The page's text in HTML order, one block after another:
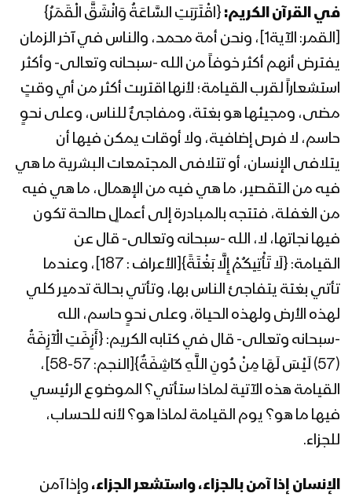
عبد الملك بدر الدين الحوثي 17رمضان
1442هـ
المحاضرة الرمضانية السادسة عشرة للسيد
عبد الملك بدر الدين الحوثي 16رمضان
1442هـ
المحاضرة الرمضانية الخامسة عشرة للسيد
عبد الملك بدر الدين الحوثي 15رمضان
1442هـ
المحاضرة الرمضانية الرابعة عشرة للسيد عبد
الملك بدر الدين الحوثي 14رمضان 1442هـ
المحاضرة الرمضانية الثالثة عشرة للسيد
عبدالملك بدر الدين الحوثي 1442هـ
المحاضرة الرمضانية الثانية عشرة للسيد عبد
الملك بدر الدين الحوثي 12رمضان 1442هـ
عبدالملك بدرالدين الحوثي 11 رمضان
في القرآن الكريم: {اقْتَرَبَتِ السَّاعَةُ وَانْشَقَّ الْقَمَرُ}
[القمر: الآية1]، ونحن أمة محمد، والناس في آخر الزمان
يفترض أنهم أكثر خوفاً من الله -سبحانه وتعالى- وأكثر
استشعاراً لقرب القيامة؛ لأنها اقتربت أكثر من أي وقتٍ
مضى، ومجيئها هو بغتة، ومفاجئٌ للناس، وعلى نحوٍ
حاسم، لا فرص إضافية، ولا أوقات يمكن فيها أن
يتلافى الإنسان، أو تتلافى المجتمعات البشرية ما هي
فيه من التقصير، ما هي فيه من الإهمال، ما هي فيه
من الغفلة، فتتجه بالمبادرة إلى أعمالٍ صالحة تكون
فيها نجاتها، لا، الله -سبحانه وتعالى- قال عن
القيامة: {لَا تَأْتِيكُمْ إِلَّا بَغْتَةً}[الأعراف : 187]، وعندما
تأتي بغتة يتفاجئ الناس بها، وتأتي بحالة تدمير كلي
لهذه الأرض ولهذه الحياة، وعلى نحوٍ حاسم، الله
-سبحانه وتعالى- قال في كتابه الكريم: {أَزِفَتِ الْآزِفَةُ
(57) لَيْسَ لَهَا مِنْ دُونِ اللَّهِ كَاشِفَةٌ}[النجم: 57-58]،
القيامة هذه الآتية لماذا ستأتي؟ الموضوع الرئيسي
فيها ما هو؟ يوم القيامة لماذا هو؟ لأنه للحساب،
للجزاء.
الإنسان إذا آمن بالجزاء، واستشعر الجزاء، وإذا آمن